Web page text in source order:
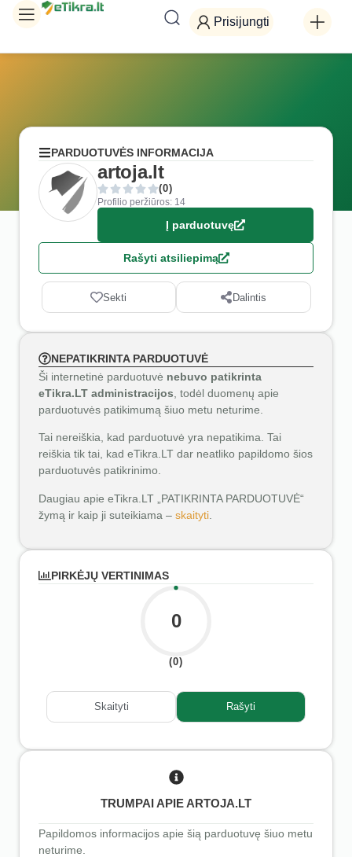
Prisijungti
PARDUOTUVĖS INFORMACIJA
artoja.lt
(0)
Profilio peržiūros: 14
Į parduotuvę
Rašyti atsiliepimą
Sekti Dalintis
NEPATIKRINTA PARDUOTUVĖ
Ši internetinė parduotuvė nebuvo patikrinta
eTikra.LT administracijos , todėl duomenų apie
parduotuvės patikimumą šiuo metu neturime.
Tai nereiškia, kad parduotuvė yra nepatikima. Tai
reiškia tik tai, kad eTikra.LT dar neatliko papildomo šios
parduotuvės patikrinimo.
Daugiau apie eTikra.LT „PATIKRINTA PARDUOTUVĖ“
žymą ir kaip ji suteikiama – skaityti
PIRKĖJŲ VERTINIMAS
0
(0)
Skaityti Rašyti
TRUMPAI APIE ARTOJA.LT
Papildomos informacijos apie šią parduotuvę šiuo metu
neturime.